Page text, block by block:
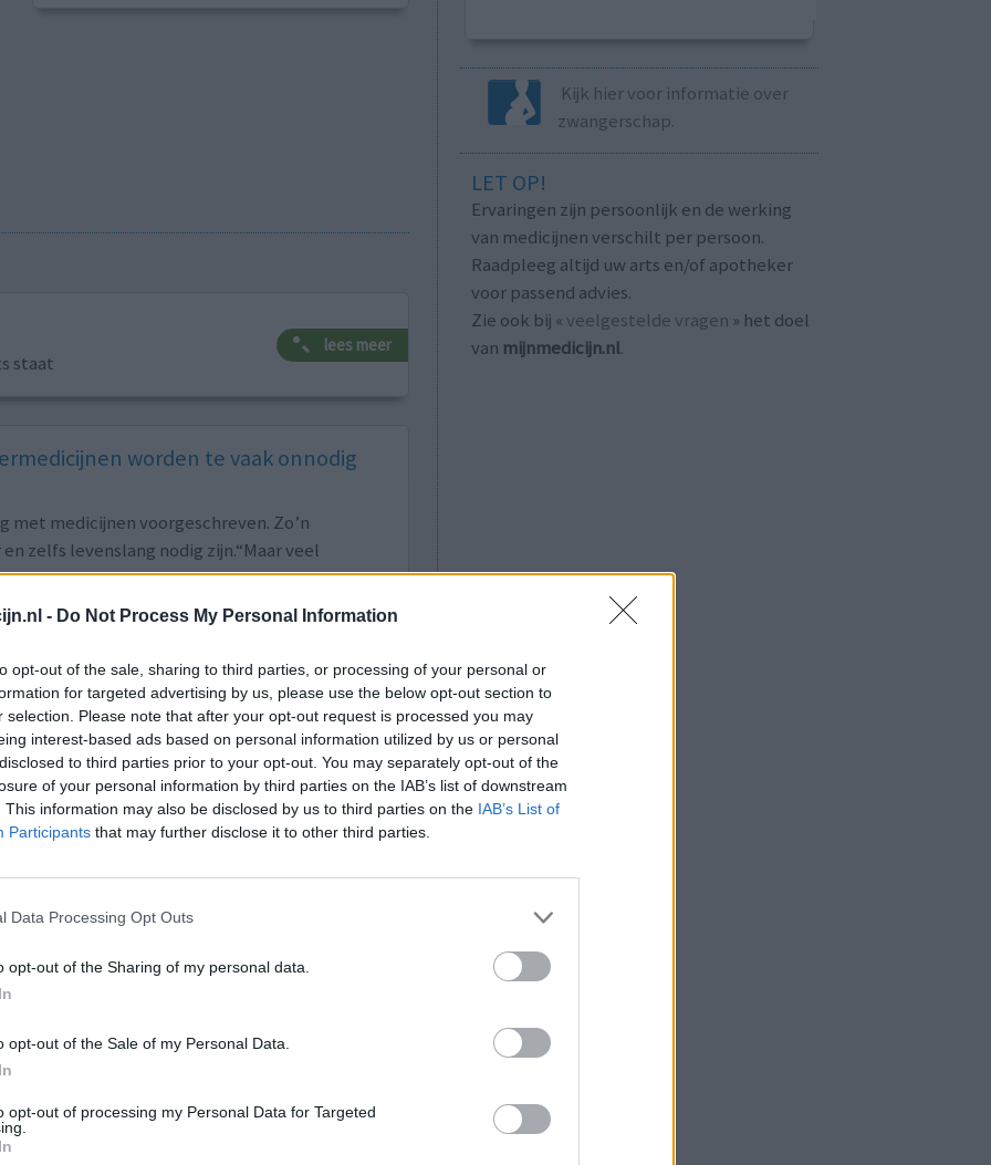
- Do Not Process My Personal Information
opt-out of the sale, sharing to third parties, or processing of your personal or
for targeted advertising by us, please use the below opt-out section to
selection. Please note that after your opt-out request is processed you may
interest-based ads based on personal information utilized by us or personal
to third parties prior to your opt-out. You may separately opt-out of the
of your personal information by third parties on the IAB’s list of downstream
This information may also be disclosed by us to third parties on the IAB’s List of
Participants that may further disclose it to other third parties.
Data Processing Opt Outs
opt-out of the Sharing of my personal data.
opt-out of the Sale of my Personal Data.
opt-out of processing my Personal Data for Targeted
staat
lees meer
worden te vaak onnodig
medicijnen voorgeschreven. Zo’n
zelfs levenslang nodig zijn.“Maar veel
niet verdragen”, zegt Boers-Doets na
een stuk minder effectief.”
kunnen patiënten met kanker vaker hun
gemiddeld vijf maanden langer kunnen
naar artikel
leeftijd algehele tevredenheid
waren ernstiger: spier- en
Kijk hier voor informatie over
zwangerschap.
LET OP!
Ervaringen zijn persoonlijk en de werking
van medicijnen verschilt per persoon.
Raadpleeg altijd uw arts en/of apotheker
voor passend advies.
Zie ook bij « veelgestelde vragen » het doel
van mijnmedicijn.nl.